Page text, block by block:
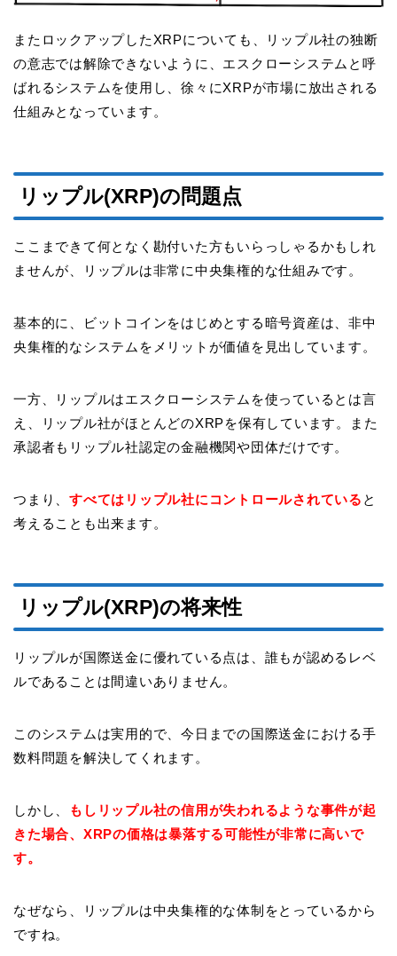
またロックアップしたXRPについても、リップル社の独断
の意志では解除できないように、エスクローシステムと呼
ばれるシステムを使用し、徐々にXRPが市場に放出される
仕組みとなっています。
リップル(XRP)の問題点
ここまできて何となく勘付いた方もいらっしゃるかもしれ
ませんが、リップルは非常に中央集権的な仕組みです。
基本的に、ビットコインをはじめとする暗号資産は、非中
央集権的なシステムをメリットが価値を見出しています。
一方、リップルはエスクローシステムを使っているとは言
え、リップル社がほとんどのXRPを保有しています。また
承認者もリップル社認定の金融機関や団体だけです。
つまり、すべてはリップル社にコントロールされている と
考えることも出来ます。
リップル(XRP)の将来性
リップルが国際送金に優れている点は、誰もが認めるレベ
ルであることは間違いありません。
このシステムは実用的で、今日までの国際送金における手
数料問題を解決してくれます。
しかし、
もしリップル社の信用が失われるような事件が起
きた場合、XRPの価格は暴落する可能性が非常に高いで
す。
なぜなら、リップルは中央集権的な体制をとっているから
ですね。